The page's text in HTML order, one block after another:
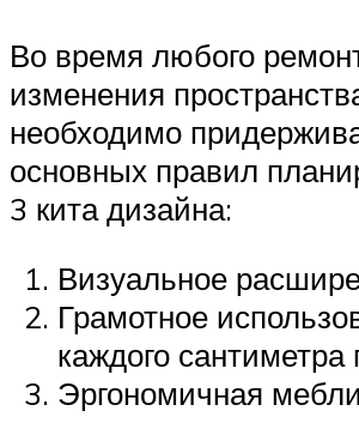
Во время любого
изменения
необходимо
основных правил
3 кита дизайна:
Визуальное
Грамотное
каждого
Эргономичная